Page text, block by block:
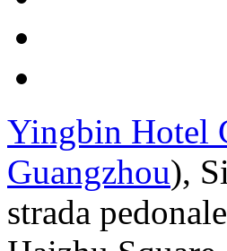
Yingbin Hotel
Guangzhou),
strada